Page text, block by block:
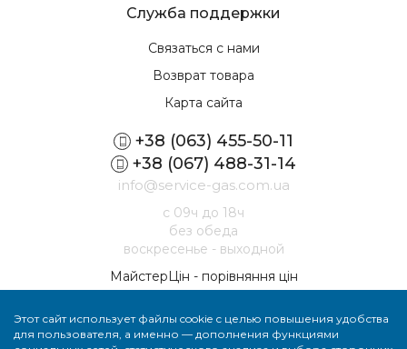
Служба поддержки
Связаться с нами
Возврат товара
Карта сайта
+38 (063) 455-50-11
+38 (067) 488-31-14
info@service-gas.com.ua
с 09ч до 18ч
без обеда
воскресенье - выходной
МайстерЦін - порівняння цін
Этот сайт использует файлы cookie с целью повышения удобства
для пользователя, а именно — дополнения функциями